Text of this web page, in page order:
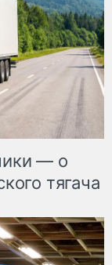
— о
тягача